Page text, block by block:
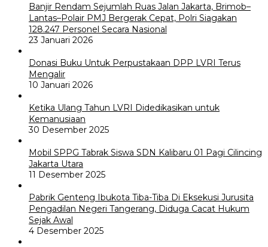
Banjir Rendam Sejumlah Ruas Jalan Jakarta, Brimob–
Lantas–Polair PMJ Bergerak Cepat, Polri Siagakan
128.247 Personel Secara Nasional
23 Januari 2026
Donasi Buku Untuk Perpustakaan DPP LVRI Terus
Mengalir
10 Januari 2026
Ketika Ulang Tahun LVRI Didedikasikan untuk
Kemanusiaan
30 Desember 2025
Mobil SPPG Tabrak Siswa SDN Kalibaru 01 Pagi Cilincing
Jakarta Utara
11 Desember 2025
Pabrik Genteng Ibukota Tiba-Tiba Di Eksekusi Jurusita
Pengadilan Negeri Tangerang, Diduga Cacat Hukum
Sejak Awal
4 Desember 2025